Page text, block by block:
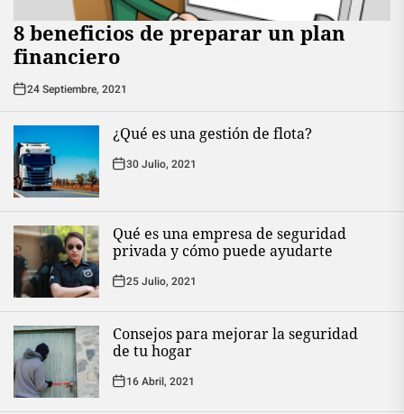
8 beneficios de preparar un plan
financiero
24 Septiembre, 2021
¿Qué es una gestión de flota?
30 Julio, 2021
Qué es una empresa de seguridad
privada y cómo puede ayudarte
25 Julio, 2021
Consejos para mejorar la seguridad
de tu hogar
16 Abril, 2021